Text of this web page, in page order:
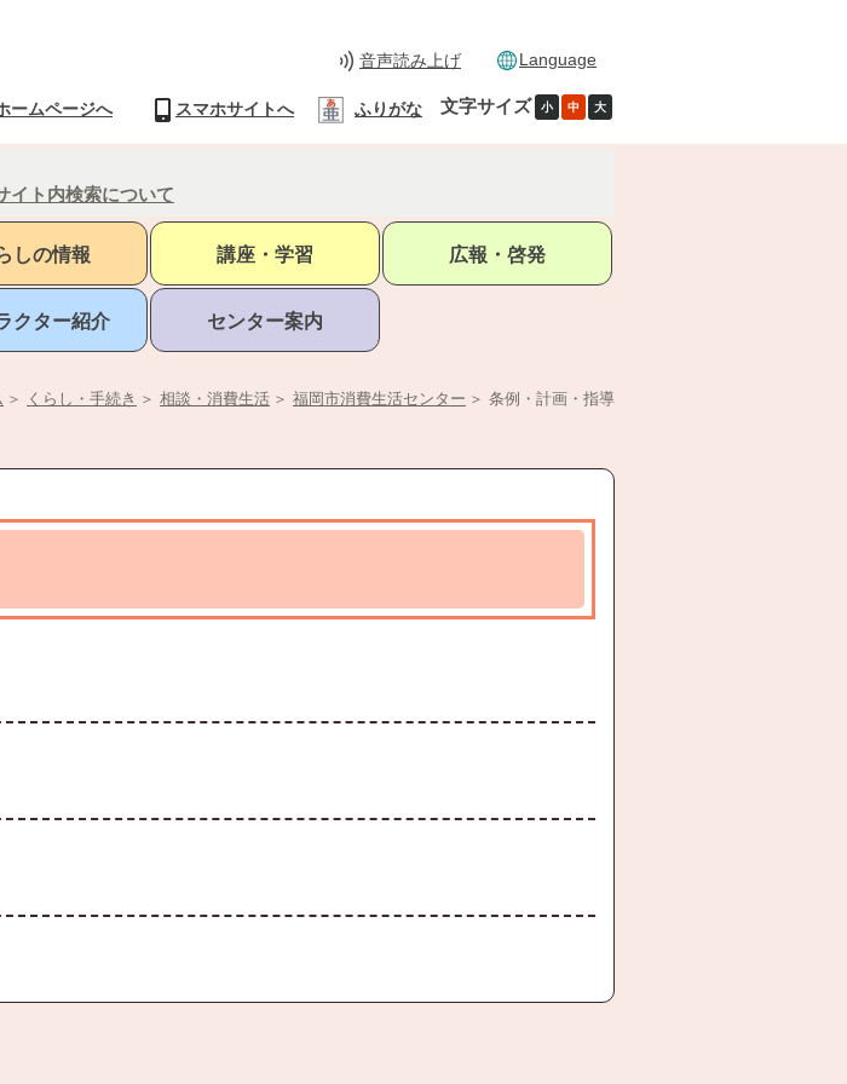
音声読み上げ Language
ームページへ スマホサイトへ ふりがな 文字サイズ 小 中 大
イト内検索について
しの情報 講座・学習 広報・啓発
クター紹介 センター案内
＞ くらし・手続き ＞ 相談・消費生活 ＞ 福岡市消費生活センター ＞ 条例・計画・指導